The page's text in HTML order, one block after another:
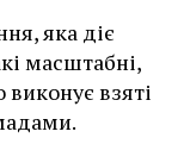
яка діє
масштабні,
виконує взяті